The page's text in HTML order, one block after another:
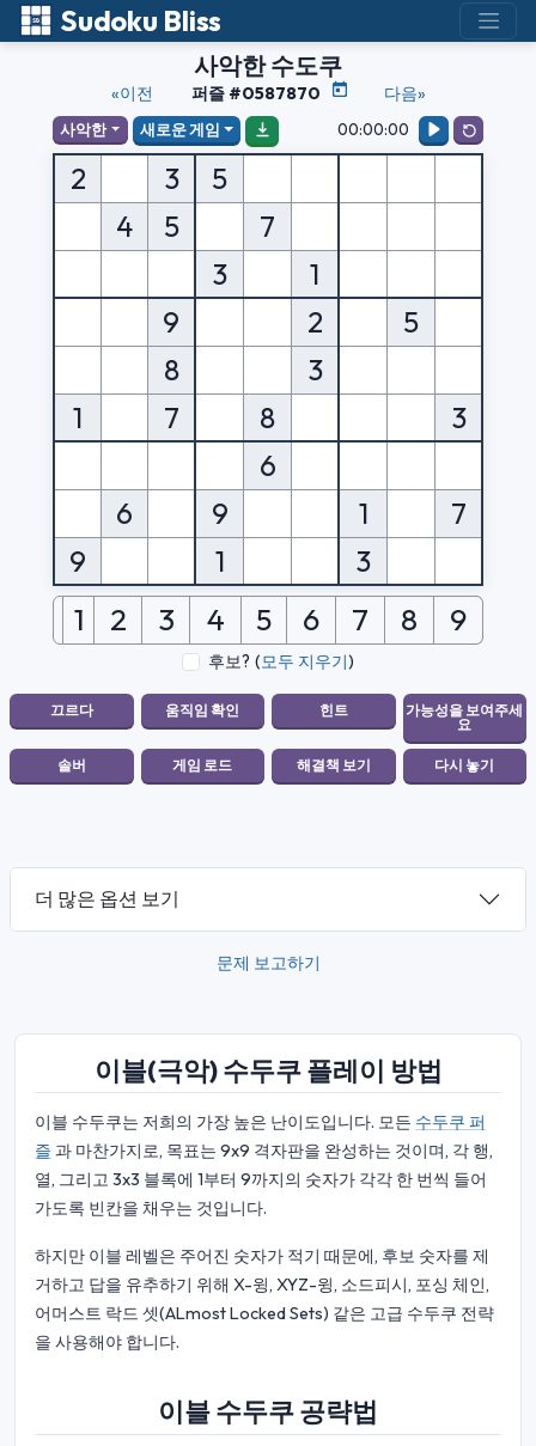
Sudoku Bliss
사악한 수도쿠
«이전 퍼즐 #0587870 다음»
사악한 새로운 게임 00:00:00
2 3
5
4
5
7
3
1
9
2
5
8
3
1
7 8
3
6
6
9 1
7
9
1 3
1 2 3 4 5 6 7 8 9
후보? (모두 지우기)
더 많은 옵션 보기
문제 보고하기
이블(극악) 수두쿠 플레이 방법
이블 수두쿠는 저희의 가장 높은 난이도입니다. 모든 수두쿠 퍼
즐 과 마찬가지로, 목표는 9x9 격자판을 완성하는 것이며, 각 행,
열, 그리고 3x3 블록에 1부터 9까지의 숫자가 각각 한 번씩 들어
가도록 빈칸을 채우는 것입니다.
하지만 이블 레벨은 주어진 숫자가 적기 때문에, 후보 숫자를 제
거하고 답을 유추하기 위해 X-윙, XYZ-윙, 소드피시, 포싱 체인,
어머스트 락드 셋(ALmost Locked Sets) 같은 고급 수두쿠 전략
을 사용해야 합니다.
이블 수두쿠 공략법